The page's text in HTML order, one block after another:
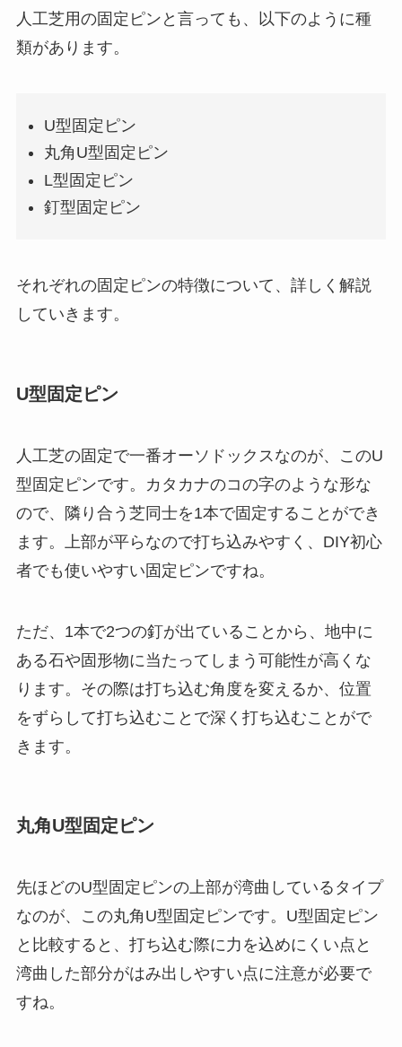
人工芝用の固定ピンと言っても、以下のように種
類があります。
U型固定ピン
丸角U型固定ピン
L型固定ピン
釘型固定ピン
それぞれの固定ピンの特徴について、詳しく解説
していきます。
U型固定ピン
人工芝の固定で一番オーソドックスなのが、このU
型固定ピンです。カタカナのコの字のような形な
ので、隣り合う芝同士を1本で固定することができ
ます。上部が平らなので打ち込みやすく、DIY初心
者でも使いやすい固定ピンですね。
ただ、1本で2つの釘が出ていることから、地中に
ある石や固形物に当たってしまう可能性が高くな
ります。その際は打ち込む角度を変えるか、位置
をずらして打ち込むことで深く打ち込むことがで
きます。
丸角U型固定ピン
先ほどのU型固定ピンの上部が湾曲しているタイプ
なのが、この丸角U型固定ピンです。U型固定ピン
と比較すると、打ち込む際に力を込めにくい点と
湾曲した部分がはみ出しやすい点に注意が必要で
すね。